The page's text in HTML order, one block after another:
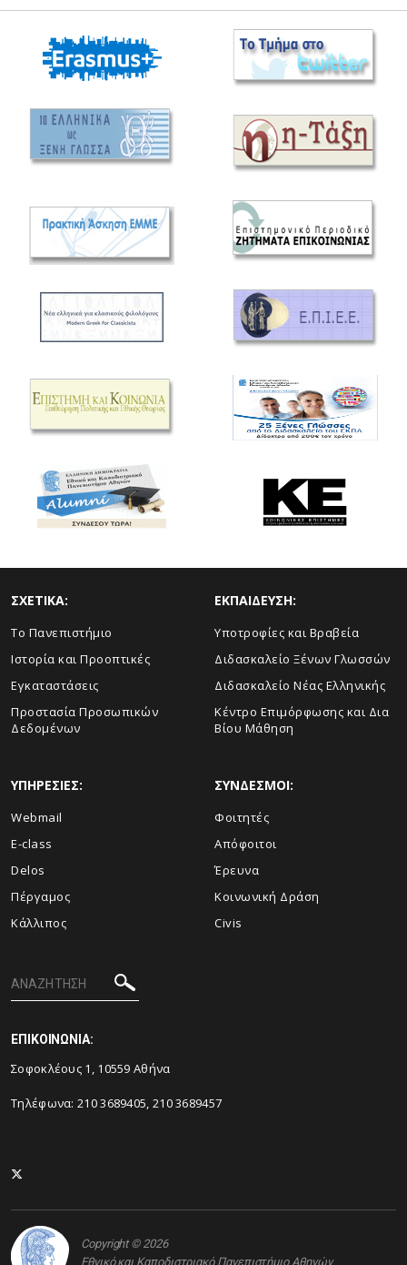
ΣΧΕΤΙΚΑ:
To Πανεπιστήμιο
Ιστορία και Προοπτικές
Εγκαταστάσεις
Προστασία Προσωπικών
Δεδομένων
ΕΚΠΑΙΔΕΥΣΗ:
Υποτροφίες και Βραβεία
Διδασκαλείο Ξένων Γλωσσών
Διδασκαλείο Νέας Ελληνικής
Κέντρο Επιμόρφωσης και Δια
Βίου Μάθηση
ΥΠΗΡΕΣΙΕΣ:
Webmail
E-class
Delos
Πέργαμος
Κάλλιπος
ΣΥΝΔΕΣΜΟΙ:
Φοιτητές
Απόφοιτοι
Έρευνα
Κοινωνική Δράση
Civis
ΕΠΙΚΟΙΝΩΝΙΑ:
Σοφοκλέους 1, 10559 Αθήνα
Τηλέφωνα: 210 3689405, 210 3689457
Copyright © 2026
Εθνικό και Καποδιστριακό Πανεπιστήμιο Αθηνών